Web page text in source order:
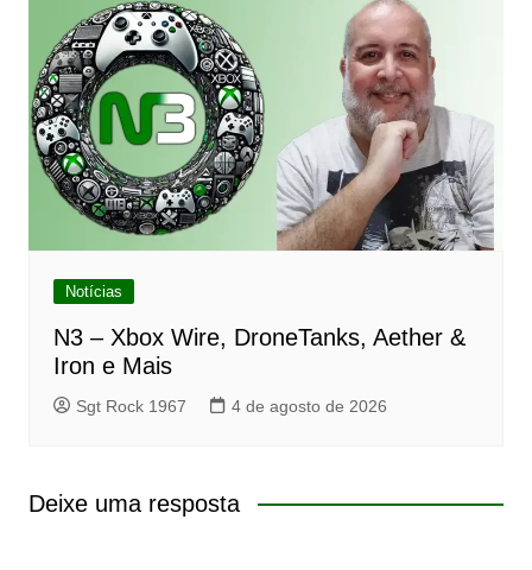
Notícias
N3 – Xbox Wire, DroneTanks, Aether &
Iron e Mais
Sgt Rock 1967 4 de agosto de 2026
Deixe uma resposta